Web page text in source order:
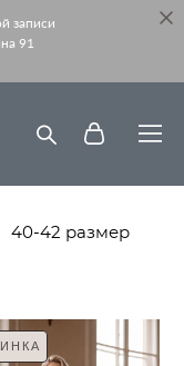
записи
91
40-42 размер